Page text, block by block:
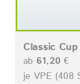
Classic
ab 61,20 €
je VPE (408